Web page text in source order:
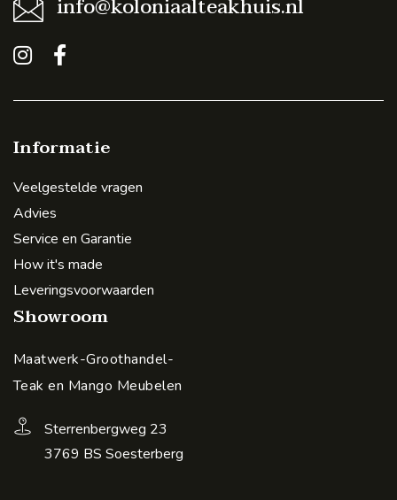
info@koloniaalteakhuis.nl
Informatie
Veelgestelde vragen
Advies
Service en Garantie
How it's made
Leveringsvoorwaarden
Showroom
Maatwerk-Groothandel-
Teak en Mango Meubelen
Sterrenbergweg 23
3769 BS Soesterberg